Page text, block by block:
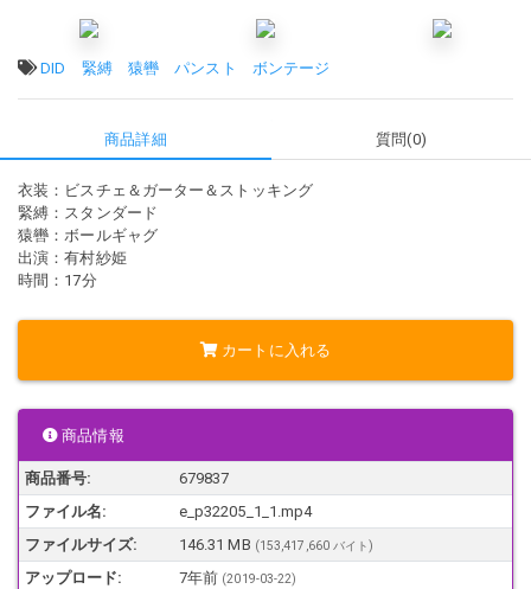
を
再
生
す
タグ:
DID 緊縛 猿轡 パンスト ボンテージ
商品詳細 質問(0)
衣装：ビスチェ＆ガーター＆ストッキング
緊縛：スタンダード
猿轡：ボールギャグ
出演：有村紗姫
時間：17分
カートに入れる
商品情報
商品番号:
679837
ファイル名:
e_p32205_1_1.mp4
ファイルサイズ:
146.31 MB (153,417,660 バイト)
アップロード: 7年前 (2019-03-22)